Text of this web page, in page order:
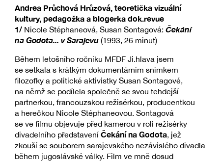
Andrea Průchová Hrůzová, teoretička vizuální
kultury, pedagožka a blogerka dok.revue
1/ Nicole Stéphaneová, Susan Sontagová: Čekání
na Godota... v Sarajevu (1993, 26 minut)
Během letošního ročníku MFDF Ji.hlava jsem
se setkala s krátkým dokumentárním snímkem
filozofky a politické aktivistky Susan Sontagové,
na němž se podílela společně se svou tehdejší
partnerkou, francouzskou režisérkou, producentkou
a herečkou Nicole Stéphaneovou. Sontagová
se ve filmu objevuje před kamerou v roli režisérky
divadelního představení Čekání na Godota, jež
zkouší se souborem sarajevského nezávislého divadla
během jugoslávské války. Film ve mně dosud